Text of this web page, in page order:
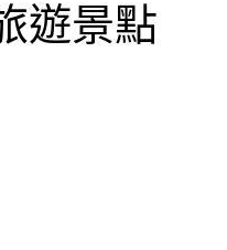
遊景點